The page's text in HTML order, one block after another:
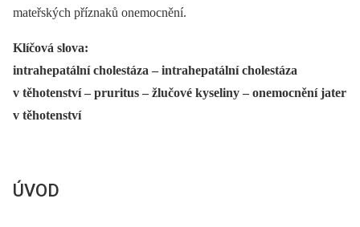
mateřských příznaků onemocnění.
Klíčová slova:
intrahepatální cholestáza –⁠ intrahepatální cholestáza
v těhotenství –⁠ pruritus –⁠ žlučové kyseliny –⁠ onemocnění jater
v těhotenství
ÚVOD